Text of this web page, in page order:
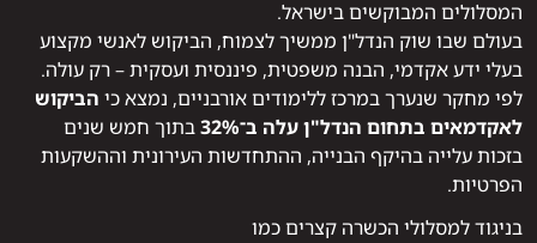
המסלולים המבוקשים בישראל.
בעולם שבו שוק הנדל"ן ממשיך לצמוח, הביקוש לאנשי מקצוע
בעלי ידע אקדמי, הבנה משפטית, פיננסית ועסקית – רק עולה.
לפי מחקר שנערך במרכז ללימודים אורבניים, נמצא כי הביקוש
לאקדמאים בתחום הנדל"ן עלה ב־32%
בתוך חמש שנים
בזכות עלייה בהיקף הבנייה, ההתחדשות העירונית וההשקעות
הפרטיות.
בניגוד למסלולי הכשרה קצרים כמו